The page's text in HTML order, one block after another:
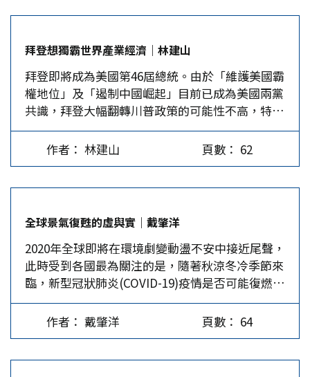
卻成長了4.9%，所以如果川普繼續連任，他的對
俄政策應該只會更友好，況且他不再受連任束縛，
對俄政策將更為成熟，俄美關係有改善的可能。
俄經紀人聯盟資策分析中心主任卡爾普寧表示，如
果拜登贏得選舉，美國政府會優先處理的兩件事，
第一是通過一項新政策刺激美國經濟成長；其次是
改善美中貿易關係，此舉對俄羅斯經濟發展必將產
生有利影響。不過，很多俄觀察家並不認同此看
示，美國將與歐盟合作共同對抗中國，特別是加強
跨大西洋聯盟的合作，因此拜登對北京的政策和作
法，恐較川普更具殺傷力。…
體關稅廢除率高達91%，已接近跨太平洋夥伴全面
進步協定(CPTPP)。這個涵蓋全球30%的GDP與貿
易，也將是日本與大陸、南韓之間的第一個自由貿
易架構，備受全球矚目。而台灣目前的自由貿易覆
蓋率僅9.69%，遠低於日韓及新加坡等國；台灣未
積極參與區域經濟整合，對外貿易關稅無競爭優
勢。而且，RCEP的大部分成員國與台灣貿易關係
密切，生效後將影響台灣對外貿易。 RECP 談判8
實現專業化分工、貿易自由化、取消歧視待遇及貿
易的數量限制、非關稅壁壘所共同組成的區域性經
濟團體，這已是全球發展的趨勢。…
拜登想獨霸世界產業經濟｜林建山
拜登即將成為美國第46屆總統。由於「維護美國霸
權地位」及「遏制中國崛起」目前已成為美國兩黨
共識，拜登大幅翻轉川普政策的可能性不高，特別
是美中科技戰及製造業的爭霸仍將繼續往前推進，
而且拜登可能擁有比川普更為強勢的「美國獨霸領
導世界產業經濟夢」。 美中科技戰爭仍將持續 自
信，再到視頻分享應用的字節跳動TikTok，無一
放過，使世界兩大經濟強權之間的關係，特別在大
選前越發惡化。2020年8月初，川普甚至以「脫鉤
中國」，威脅禁止美中科技公司進行任何交易。
川普打從一開始就放棄自由市場、貿易等共和黨的
傳統目標，竟獲得共和黨人的支持；而民主黨的拜
登在也跟著抨擊：「與中國的經濟貿易戰爭，不公
平貿易與關稅實質傷害了美國的企業和消費者」，
作者： 林建山 頁數： 62
全球景氣復甦的虛與實｜戴肇洋
2020年全球即將在環境劇變動盪不安中接近尾聲，
此時受到各國最為關注的是，隨著秋涼冬冷季節來
臨，新型冠狀肺炎(COVID-19)疫情是否可能復燃，
進而再度衝擊正在復甦的全球景氣。 今年3月疫情
引發肆虐全球以來，人心攪動，滄海橫流，各國政
府無不期待早日將結束傷口的加以燒烙，進而打開
作者： 戴肇洋 頁數： 64